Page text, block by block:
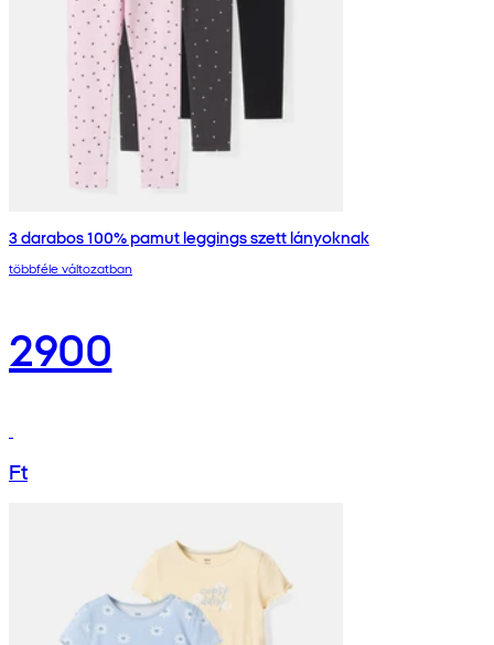
3 darabos 100% pamut leggings szett lányoknak
többféle változatban
2900
Ft